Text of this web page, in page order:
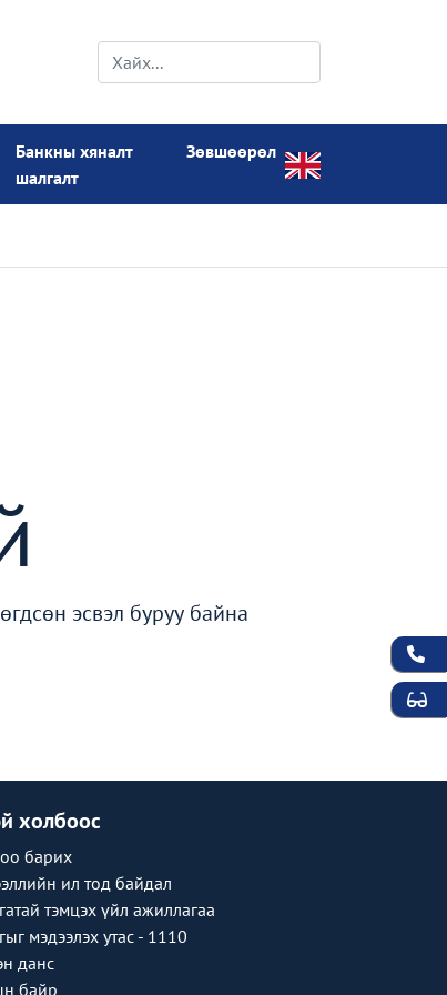
Банкны хяналт
шалгалт
Зөвшөөрөл
эсвэл буруу байна
холбоос
барих
ил тод байдал
тэмцэх үйл ажиллагаа
мэдээлэх утас - 1110
данс
байр